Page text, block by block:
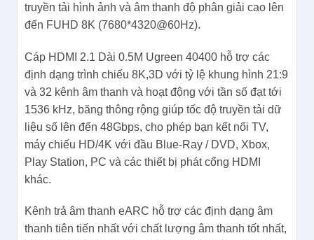
truyền tải hình ảnh và âm thanh độ phân giải cao lên
đến FUHD 8K (7680*4320@60Hz).
Cáp HDMI 2.1 Dài 0.5M Ugreen 40400 hỗ trợ các
định dạng trình chiếu 8K,3D với tỷ lệ khung hình 21:9
và 32 kênh âm thanh và hoạt động với tần số đạt tới
1536 kHz, băng thông rộng giúp tốc độ truyền tải dữ
liệu số lên đến 48Gbps, cho phép bạn kết nối TV,
máy chiếu HD/4K với đầu Blue-Ray / DVD, Xbox,
Play Station, PC và các thiết bị phát cổng HDMI
khác.
Kênh trả âm thanh eARC hỗ trợ các định dạng âm
thanh tiên tiến nhất với chất lượng âm thanh tốt nhất,